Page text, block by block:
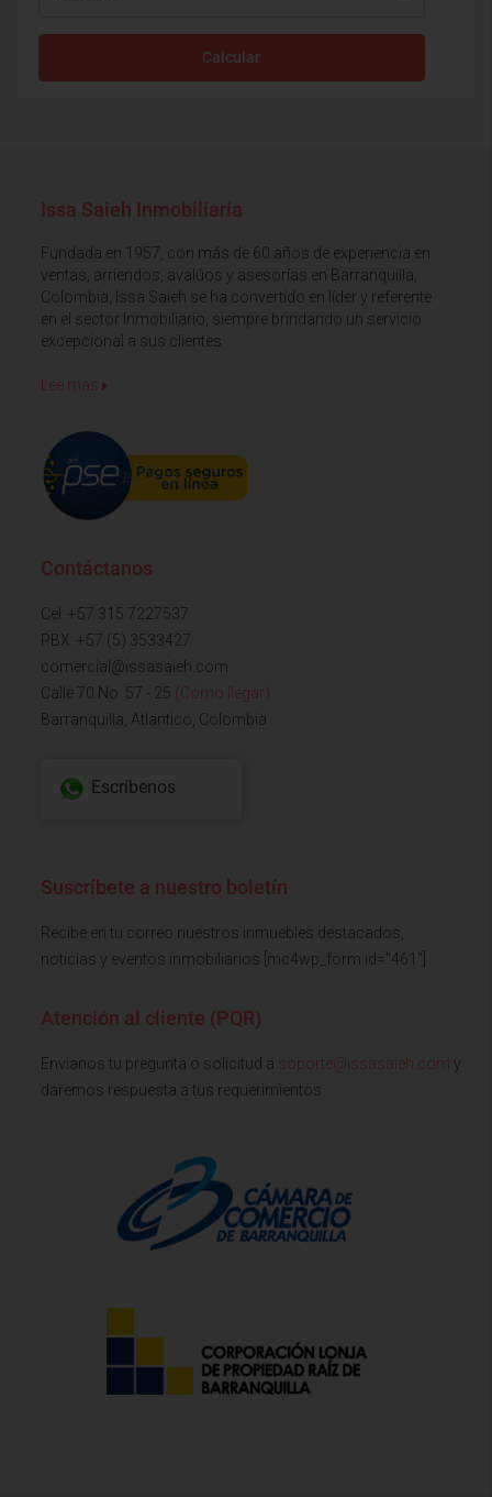
Calcular
Issa Saieh Inmobiliaria
Fundada en 1957, con más de 60 años de experiencia en
ventas, arriendos, avalúos y asesorías en Barranquilla,
Colombia, Issa Saieh se ha convertido en líder y referente
en el sector Inmobiliario, siempre brindando un servicio
excepcional a sus clientes
Lee mas
Contáctanos
Cel: +57 315 7227537
PBX: +57 (5) 3533427
comercial@issasaieh.com
Calle 70 No. 57 - 25 (Cómo llegar)
Barranquilla, Atlantico, Colombia
Escríbenos
Suscríbete a nuestro boletín
Recibe en tu correo nuestros inmuebles destacados,
noticias y eventos inmobiliarios [mc4wp_form id="461"]
Atención al cliente (PQR)
Envianos tu pregunta o solicitud a soporte@issasaieh.com y
daremos respuesta a tus requerimientos